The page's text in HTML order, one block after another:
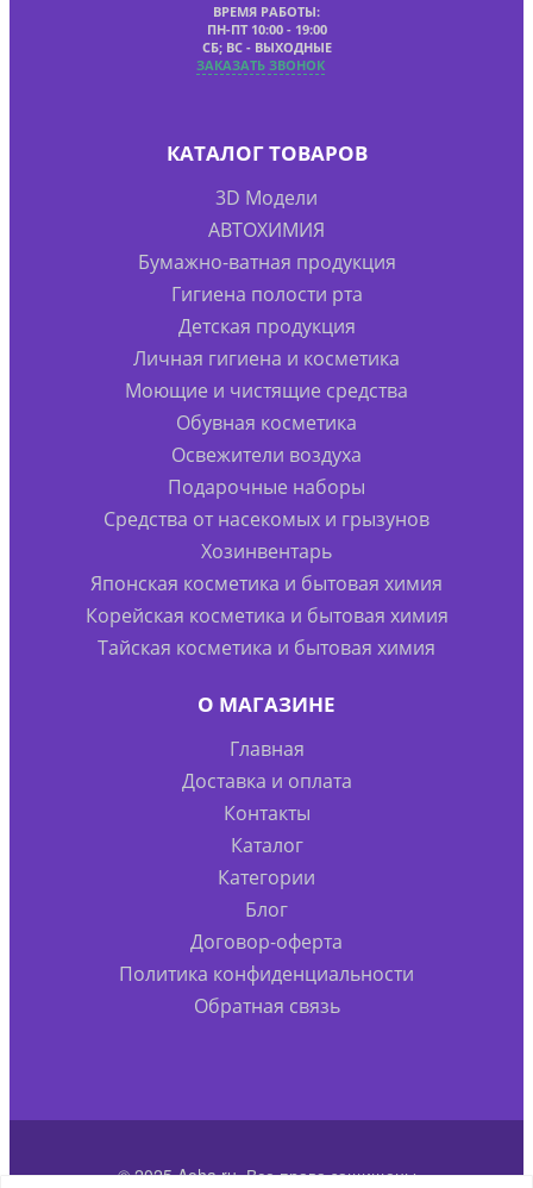
ВРЕМЯ РАБОТЫ:
ПН-ПТ 10:00 - 19:00
СБ; ВС - ВЫХОДНЫЕ
ЗАКАЗАТЬ ЗВОНОК
КАТАЛОГ ТОВАРОВ
3D Модели
АВТОХИМИЯ
Бумажно-ватная продукция
Гигиена полости рта
Детская продукция
Личная гигиена и косметика
Моющие и чистящие средства
Обувная косметика
Освежители воздуха
Подарочные наборы
Средства от насекомых и грызунов
Хозинвентарь
Японская косметика и бытовая химия
Корейская косметика и бытовая химия
Тайская косметика и бытовая химия
О МАГАЗИНЕ
Главная
Доставка и оплата
Контакты
Каталог
Категории
Блог
Договор-оферта
Политика конфиденциальности
Обратная связь
© 2025 Aoha.ru. Все права защищены